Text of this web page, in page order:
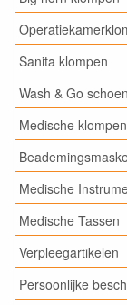
Sanita klompen
Wash & Go
Medische klompen
Medische
Medische Tassen
Verpleegartikelen
Persoonlijke